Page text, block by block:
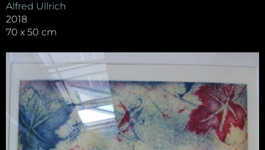
Alfred Ullrich
2018
70 x 50 cm